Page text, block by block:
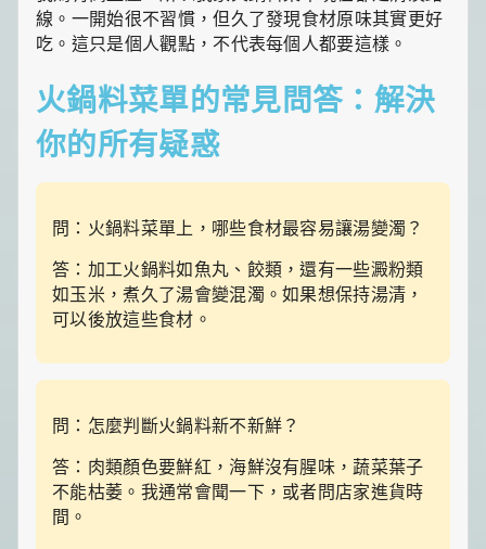
線。一開始很不習慣，但久了發現食材原味其實更好
吃。這只是個人觀點，不代表每個人都要這樣。
火鍋料菜單的常見問答：解決
你的所有疑惑
問：火鍋料菜單上，哪些食材最容易讓湯變濁？
答：加工火鍋料如魚丸、餃類，還有一些澱粉類
如玉米，煮久了湯會變混濁。如果想保持湯清，
可以後放這些食材。
問：怎麼判斷火鍋料新不新鮮？
答：肉類顏色要鮮紅，海鮮沒有腥味，蔬菜葉子
不能枯萎。我通常會聞一下，或者問店家進貨時
間。